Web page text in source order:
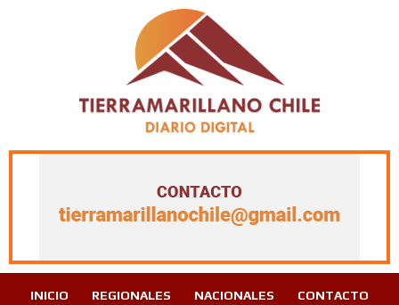
INICIO REGIONALES NACIONALES CONTACTO